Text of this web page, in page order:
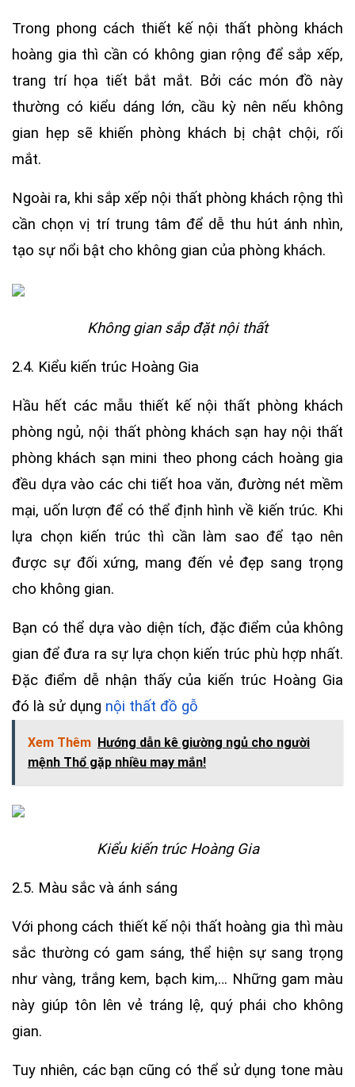
Trong phong cách thiết kế nội thất phòng khách
hoàng gia thì cần có không gian rộng để sắp xếp,
trang trí họa tiết bắt mắt. Bởi các món đồ này
thường có kiểu dáng lớn, cầu kỳ nên nếu không
gian hẹp sẽ khiến phòng khách bị chật chội, rối
mắt.
Ngoài ra, khi sắp xếp nội thất phòng khách rộng thì
cần chọn vị trí trung tâm để dễ thu hút ánh nhìn,
tạo sự nổi bật cho không gian của phòng khách.
Không gian sắp đặt nội thất
2.4. Kiểu kiến trúc Hoàng Gia
Hầu hết các mẫu thiết kế nội thất phòng khách
phòng ngủ, nội thất phòng khách sạn hay nội thất
phòng khách sạn mini theo phong cách hoàng gia
đều dựa vào các chi tiết hoa văn, đường nét mềm
mại, uốn lượn để có thể định hình về kiến trúc. Khi
lựa chọn kiến trúc thì cần làm sao để tạo nên
được sự đối xứng, mang đến vẻ đẹp sang trọng
cho không gian.
Bạn có thể dựa vào diện tích, đặc điểm của không
gian để đưa ra sự lựa chọn kiến trúc phù hợp nhất.
Đặc điểm dễ nhận thấy của kiến trúc Hoàng Gia
đó là sử dụng nội thất đồ gỗ
Xem Thêm Hướng dẫn kê giường ngủ cho người
mệnh Thổ gặp nhiều may mắn!
Kiểu kiến trúc Hoàng Gia
2.5. Màu sắc và ánh sáng
Với phong cách thiết kế nội thất hoàng gia thì màu
sắc thường có gam sáng, thể hiện sự sang trọng
như vàng, trắng kem, bạch kim,… Những gam màu
này giúp tôn lên vẻ tráng lệ, quý phái cho không
gian.
Tuy nhiên, các bạn cũng có thể sử dụng tone màu